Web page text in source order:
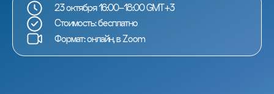
23 октября 16:00–18:00 GMT+3
Стоимость: бесплатно
Формат: онлайн, в Zoom